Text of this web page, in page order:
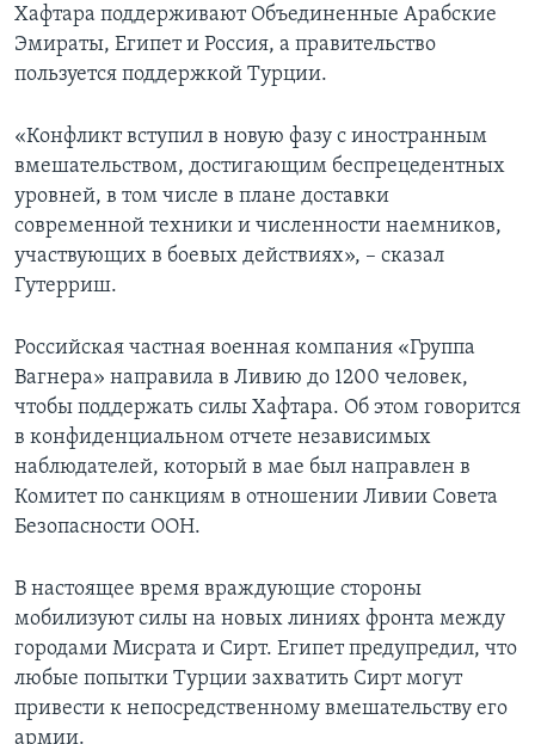
Хафтара поддерживают Объединенные Арабские
Эмираты, Египет и Россия, а правительство
пользуется поддержкой Турции.
«Конфликт вступил в новую фазу с иностранным
вмешательством, достигающим беспрецедентных
уровней, в том числе в плане доставки
современной техники и численности наемников,
участвующих в боевых действиях», – сказал
Гутерриш.
Российская частная военная компания «Группа
Вагнера» направила в Ливию до 1200 человек,
чтобы поддержать силы Хафтара. Об этом говорится
в конфиденциальном отчете независимых
наблюдателей, который в мае был направлен в
Комитет по санкциям в отношении Ливии Совета
Безопасности ООН.
В настоящее время враждующие стороны
мобилизуют силы на новых линиях фронта между
городами Мисрата и Сирт. Египет предупредил, что
любые попытки Турции захватить Сирт могут
привести к непосредственному вмешательству его
армии.